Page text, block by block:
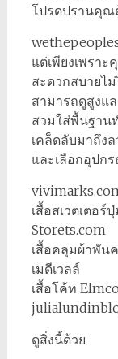
โปรดปรานคุณ
แต่เพียงเพรา
สะดวกสบายไ
สามารถดูสูงแ
สวมใส่พื้นฐาน
เคล็ดลับมาถึง
และเลือกอุปก
เสื้อสเวตเตอ
Storets.com
เสื้อคลุมผ้าพัน
เมดีเวลล์
เสื้อโค้ท
ดูสิ่งนี้ด้วย